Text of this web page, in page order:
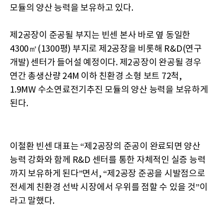
모듈의 양산 능력을 보유하고 있다.
제2공장이 준공될 부지는 빈센 본사 바로 옆 동일한
4300㎡(1300평) 부지로 제2공장을 비롯해 R&D(연구
개발) 센터가 들어설 예정이다. 제2공장이 완공될 경우
연간 총생산량 24M 이하 친환경 소형 보트 72척,
1.9MW 수소연료전기추진 모듈의 양산 능력을 보유하게
된다.
이철환 빈센 대표는 “제2공장의 준공이 완료되면 양산
능력 강화와 함께 R&D 센터를 통한 자체적인 실증 능력
까지 보유하게 된다”면서, “제2공장 준공을 시발점으로
전세계 친환경 선박 시장에서 우위를 점할 수 있을 것”이
라고 말했다.